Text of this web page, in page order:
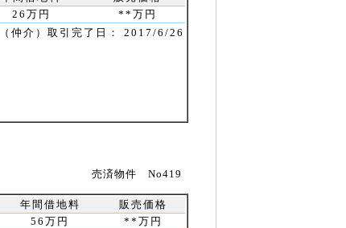
26万円
**万円
（仲介）取引完了日： 2017/6/26
売済物件 No419
年間借地料
販売価格
56万円
**万円